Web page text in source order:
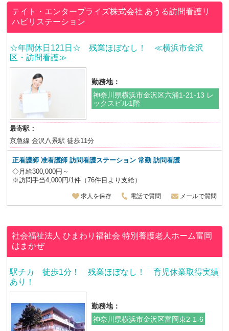
テイト・エンタープライズ株式会社 あうる訪問看護リ
ハビリステーション
☆年間休日121日☆ 残業ほぼなし！ ≪横浜市金沢
区・訪問看護≫
勤務地：
神奈川県横浜市金沢区六浦1-21-13 レ
ックスビル1階
最寄駅：
京急線 金沢八景駅 徒歩11分
正看護師 准看護師 訪問看護ステーション 常勤 訪問看護
◇月給300,000円～
※訪問手当4,000円/1件（76件目より支給）
求人を保存 電話で質問 メールで質問
社会福祉法人 ひまわり福祉会特別養護老人ホーム富岡
はまかぜ
駅チカ 徒歩1分！ 残業ほぼなし！ 育児休業取得実績
あり！
勤務地：
神奈川県横浜市金沢区富岡東2-1-6